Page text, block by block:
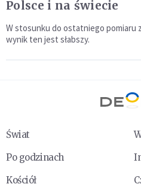
Polsce i na świecie
W stosunku do ostatniego pomiaru
wynik ten jest słabszy.
Świat
Po godzinach
Kościół